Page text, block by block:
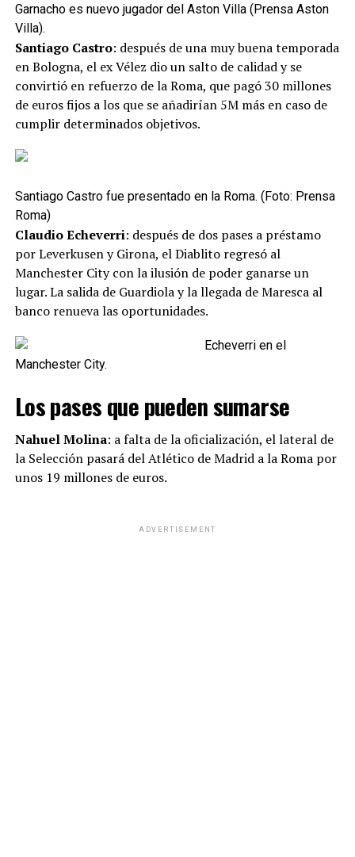
Garnacho es nuevo jugador del Aston Villa (Prensa Aston
Villa).
Santiago Castro: después de una muy buena temporada
en Bologna, el ex Vélez dio un salto de calidad y se
convirtió en refuerzo de la Roma, que pagó 30 millones
de euros fijos a los que se añadirían 5M más en caso de
cumplir determinados objetivos.
Santiago Castro fue presentado en la Roma. (Foto: Prensa
Roma)
Claudio Echeverri: después de dos pases a préstamo
por Leverkusen y Girona, el Diablito regresó al
Manchester City con la ilusión de poder ganarse un
lugar. La salida de Guardiola y la llegada de Maresca al
banco renueva las oportunidades.
Echeverri en el
Manchester City.
Los pases que pueden sumarse
Nahuel Molina: a falta de la oficialización, el lateral de
la Selección pasará del Atlético de Madrid a la Roma por
unos 19 millones de euros.
ADVERTISEMENT